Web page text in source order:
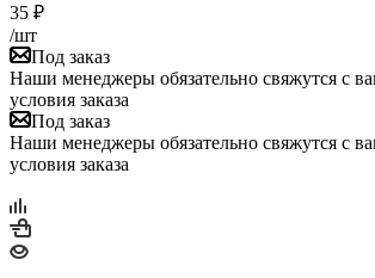
35 ₽
/шт
Под заказ
Наши менеджеры обязательно свяжутся с
условия заказа
Под заказ
Наши менеджеры обязательно свяжутся с
условия заказа